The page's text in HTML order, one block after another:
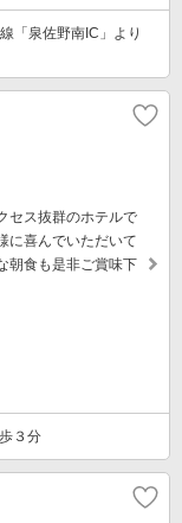
「泉佐野南IC」より
セス抜群のホテルで
に喜んでいただいて
朝食も是非ご賞味下
３分